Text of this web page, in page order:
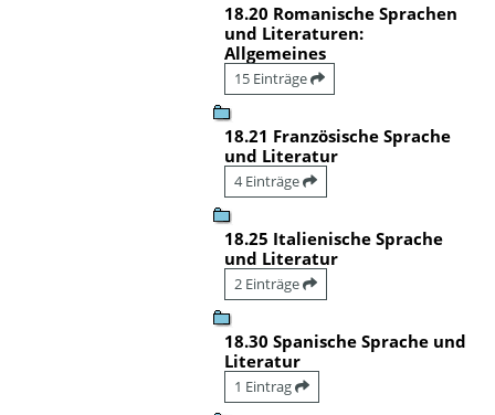
18.20 Romanische Sprachen
und Literaturen:
Allgemeines
15 Einträge
18.21 Französische Sprache
und Literatur
4 Einträge
18.25 Italienische Sprache
und Literatur
2 Einträge
18.30 Spanische Sprache und
Literatur
1 Eintrag